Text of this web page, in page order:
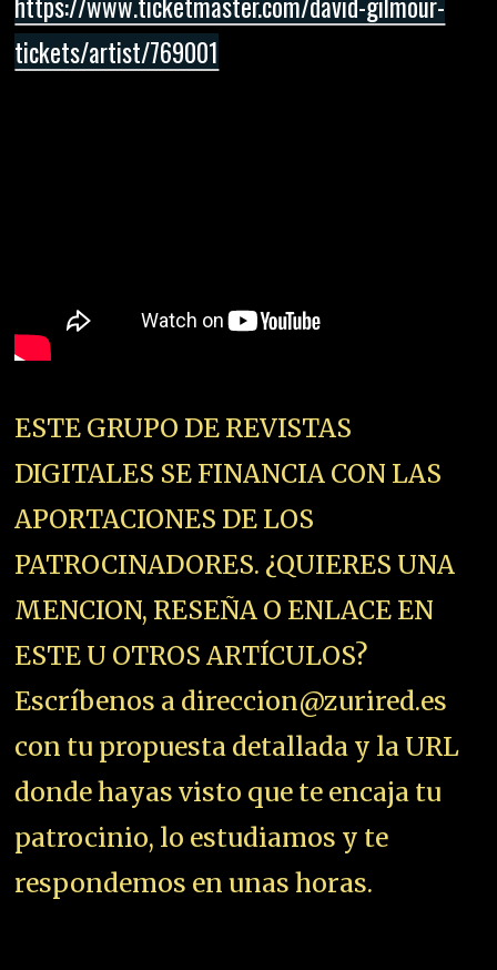
tickets/artist/769001
ESTE GRUPO DE REVISTAS
DIGITALES SE FINANCIA CON LAS
APORTACIONES DE LOS
PATROCINADORES. ¿QUIERES UNA
MENCION, RESEÑA O ENLACE EN
ESTE U OTROS ARTÍCULOS?
Escríbenos a direccion@zurired.es
con tu propuesta detallada y la URL
donde hayas visto que te encaja tu
patrocinio, lo estudiamos y te
respondemos en unas horas.